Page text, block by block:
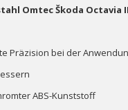
Omtec Škoda Octavia
Präzision bei der
ABS-Kunststoff